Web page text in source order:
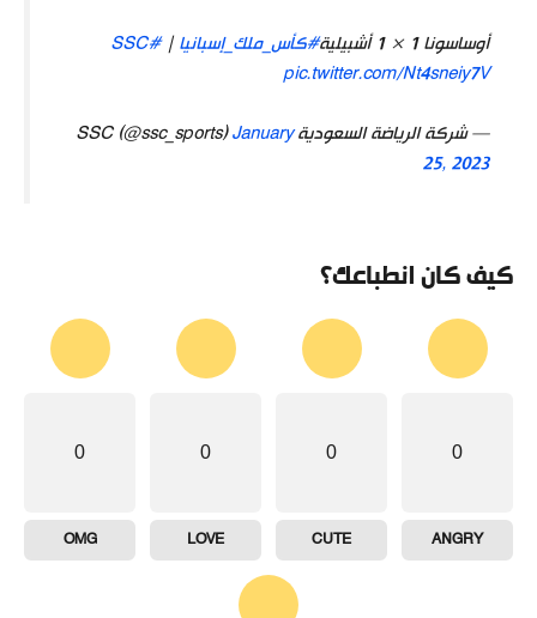
أوساسونا 1 × 1 أشبيلية
#كأس_ملك_إسبانيا|
#SSC
pic.twitter.com/Nt4sneiy7V
— شركة الرياضة السعودية SSC (@ssc_sports)January
25, 2023
كيف كان انطباعك؟
0
ANGRY
0
CUTE
0
LOVE
0
OMG